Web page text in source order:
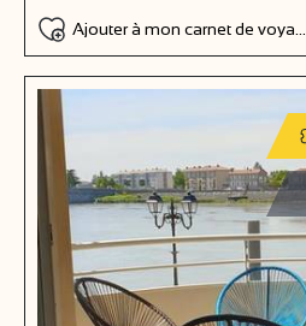
Ajouter à mon carnet de voyage